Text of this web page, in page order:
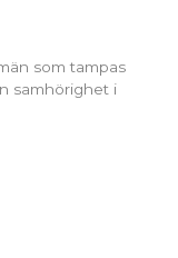
som tampas
samhörighet i